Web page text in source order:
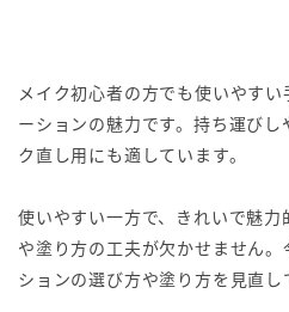
メイク初心者の方でも使いやす
ーションの魅力です。持ち運び
ク直し用にも適しています。
使いやすい一方で、きれいで魅
や塗り方の工夫が欠かせません
ションの選び方や塗り方を見直し